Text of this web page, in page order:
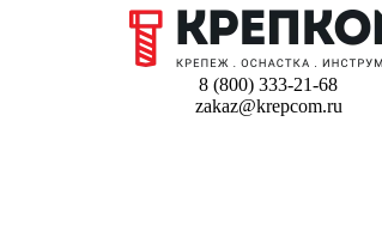
8 (800) 333-21-68
zakaz@krepcom.ru